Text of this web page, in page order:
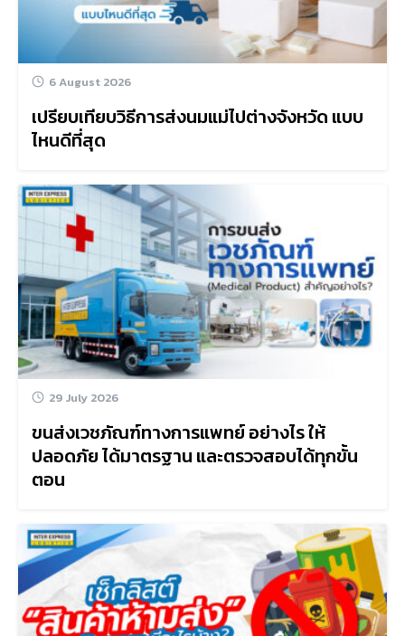
6 August 2026
เปรียบเทียบวิธีการส่งนมแม่ไปต่างจังหวัด แบบ
ไหนดีที่สุด
29 July 2026
ขนส่งเวชภัณฑ์ทางการแพทย์ อย่างไร ให้
ปลอดภัย ได้มาตรฐาน และตรวจสอบได้ทุกขั้น
ตอน